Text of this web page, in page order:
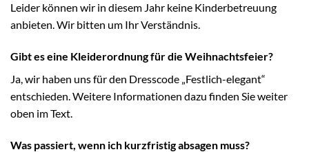
Leider können wir in diesem Jahr keine Kinderbetreuung
anbieten. Wir bitten um Ihr Verständnis.
Gibt es eine Kleiderordnung für die Weihnachtsfeier?
Ja, wir haben uns für den Dresscode „Festlich-elegant“
entschieden. Weitere Informationen dazu finden Sie weiter
oben im Text.
Was passiert, wenn ich kurzfristig absagen muss?